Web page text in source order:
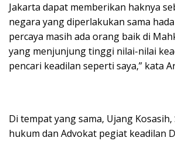
Jakarta dapat memberikan haknya
negara yang diperlakukan sama
percaya masih ada orang baik di
yang menjunjung tinggi nilai-nilai
pencari keadilan seperti saya,” kata
Di tempat yang sama, Ujang
hukum dan Advokat pegiat keadilan